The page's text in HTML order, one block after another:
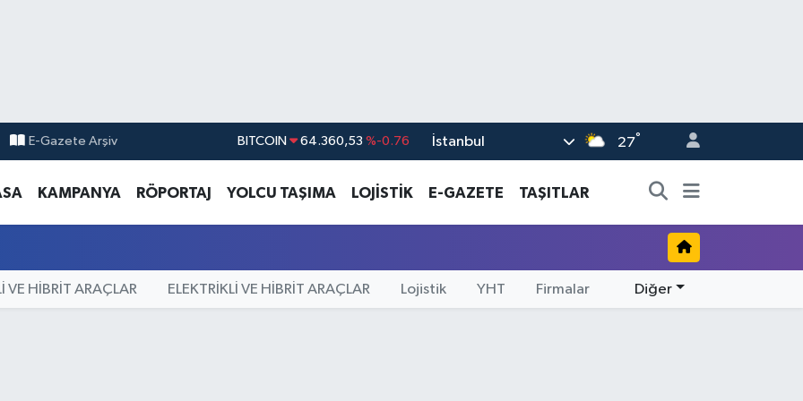
E-Gazete Arşiv BITCOIN 64.360,53 %-0.76
GRAM ALTIN 6574.81 %1.44
İstanbul 27°
KAMPANYA RÖPORTAJ YOLCU TAŞIMA LOJİSTİK E-GAZETE TAŞITLAR
VE HİBRİT ARAÇLAR ELEKTRİKLİ VE HİBRİT ARAÇLAR Lojistik YHT Firmalar Diğer